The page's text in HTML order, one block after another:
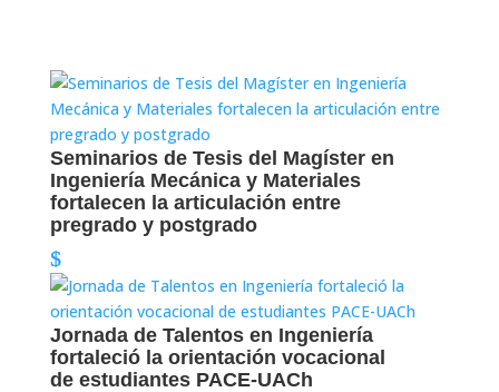
Seminarios de Tesis del Magíster en
Ingeniería Mecánica y Materiales
fortalecen la articulación entre
pregrado y postgrado
Jornada de Talentos en Ingeniería
fortaleció la orientación vocacional
de estudiantes PACE-UACh